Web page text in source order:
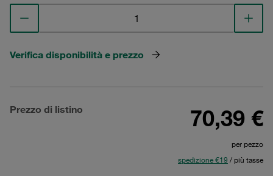
Verifica disponibilità e prezzo
Prezzo di listino 70,39 €
per pezzo
spedizione €19 / più tasse